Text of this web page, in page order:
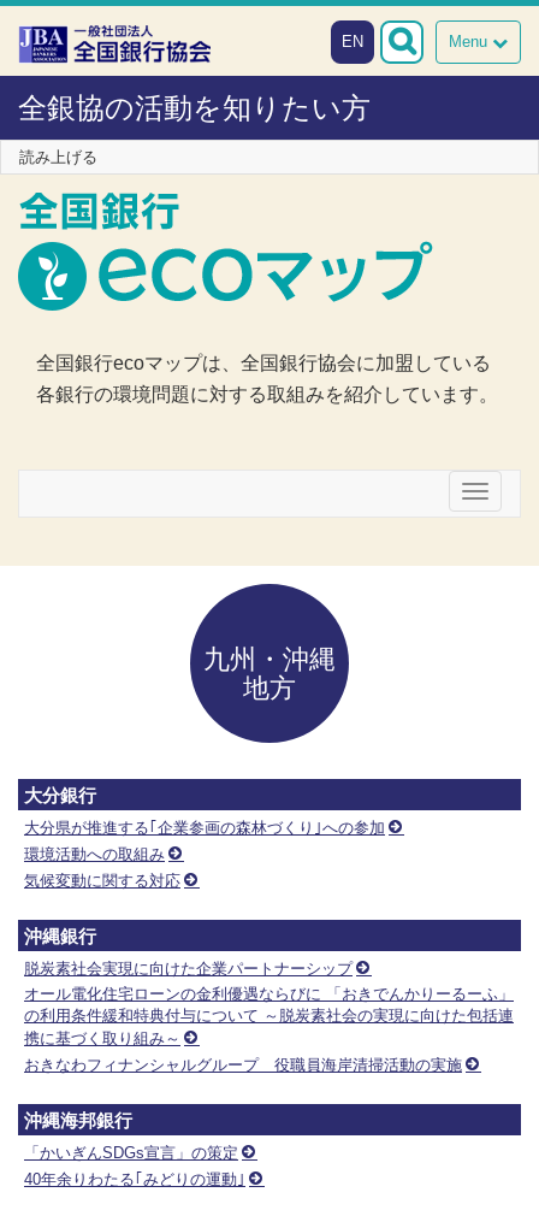
本文へスキップ
障がい者向け相談窓口
Menu
EN
全銀協の活動を知りたい方
読み上げる
全国銀行ecoマップは、全国銀行協会に加盟している
各銀行の環境問題に対する取組みを紹介しています。
メニュ
九州・沖縄
地方
大分銀行
大分県が推進する｢企業参画の森林づくり｣への参加
環境活動への取組み
気候変動に関する対応
沖縄銀行
脱炭素社会実現に向けた企業パートナーシップ
オール電化住宅ローンの金利優遇ならびに 「おきでんかりーるーふ」
の利用条件緩和特典付与について ～脱炭素社会の実現に向けた包括連
携に基づく取り組み～
おきなわフィナンシャルグループ 役職員海岸清掃活動の実施
沖縄海邦銀行
「かいぎんSDGs宣言」の策定
40年余りわたる｢みどりの運動｣